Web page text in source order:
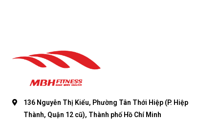
136 Nguyễn Thị Kiểu, Phường Tân Thới Hiệp (P. Hiệp
Thành, Quận 12 cũ), Thành phố Hồ Chí Minh